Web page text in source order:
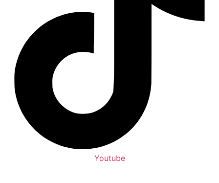
Youtube